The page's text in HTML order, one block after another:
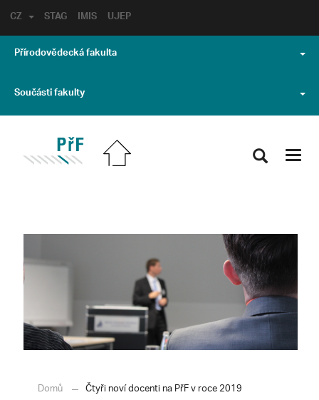
STAG IMIS UJEP
CZ
Přírodovědecká fakulta
Součásti fakulty
Domů Čtyři noví docenti na PřF v roce 2019